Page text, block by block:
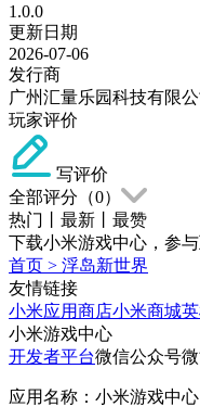
1.0.0
更新日期
2026-07-06
发行商
广州汇量乐园科技有限公
玩家评价
写评价
全部评分（0）
热门
最新
最赞
下载小米游戏中心，参与
首页 > 浮岛新世界
友情链接
小米应用商店小米商城
小米游戏中心
开发者平台微信公众号
应用名称：小米游戏中心